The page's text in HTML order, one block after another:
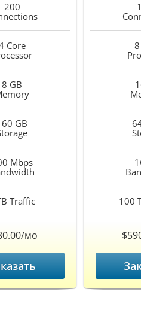
200
Core
8 GB
GB
Mbps
Traffic
мо
100